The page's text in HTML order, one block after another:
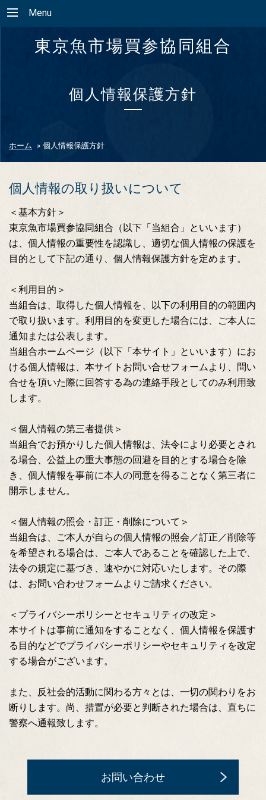
Menu
東京魚市場買参協同組合
個人情報保護方針
ホーム » 個人情報保護方針
個人情報の取り扱いについて
＜基本方針＞
東京魚市場買参協同組合（以下「当組合」といいます）
は、個人情報の重要性を認識し、適切な個人情報の保護を
目的として下記の通り、個人情報保護方針を定めます。
＜利用目的＞
当組合は、取得した個人情報を、以下の利用目的の範囲内
で取り扱います。利用目的を変更した場合には、ご本人に
通知または公表します。
当組合ホームページ（以下「本サイト」といいます）にお
ける個人情報は、本サイトお問い合せフォームより、問い
合せを頂いた際に回答する為の連絡手段としてのみ利用致
します。
＜個人情報の第三者提供＞
当組合でお預かりした個人情報は、法令により必要とされ
る場合、公益上の重大事態の回避を目的とする場合を除
き、個人情報を事前に本人の同意を得ることなく第三者に
開示しません。
＜個人情報の照会・訂正・削除について＞
当組合は、ご本人が自らの個人情報の照会／訂正／削除等
を希望される場合は、ご本人であることを確認した上で、
法令の規定に基づき、速やかに対応いたします。その際
は、お問い合わせフォームよりご請求ください。
＜プライバシーポリシーとセキュリティの改定＞
本サイトは事前に通知をすることなく、個人情報を保護す
る目的などでプライバシーポリシーやセキュリティを改定
する場合がございます。
また、反社会的活動に関わる方々とは、一切の関わりをお
断りします。尚、措置が必要と判断された場合は、直ちに
警察へ通報致します。
お問い合わせ